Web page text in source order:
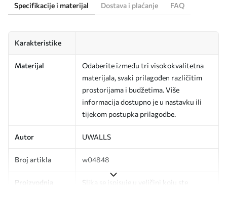
Specifikacije i materijal Dostava i plaćanje FAQ
Karakteristike
Materijal
Odaberite između tri visokokvalitetna
materijala, svaki prilagođen različitim
prostorijama i budžetima. Više
informacija dostupno je u nastavku ili
tijekom postupka prilagodbe.
Autor UWALLS
Broj artikla w04848
Proizvodnja
Slika se ispisuje u veličini koju ste